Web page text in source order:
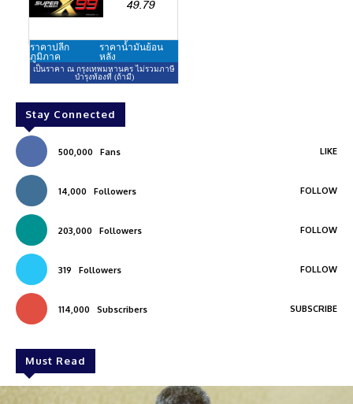
Stay Connected
500,000 Fans LIKE
14,000 Followers FOLLOW
203,000 Followers FOLLOW
319 Followers FOLLOW
114,000 Subscribers SUBSCRIBE
Must Read